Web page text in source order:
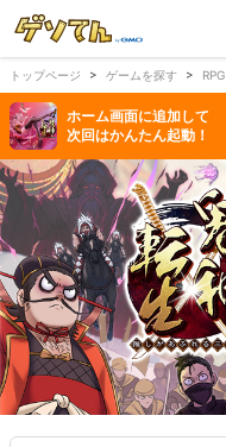
トップページ ゲームを探す RPG
ホーム画面に追加して
次回はかんたん起動！